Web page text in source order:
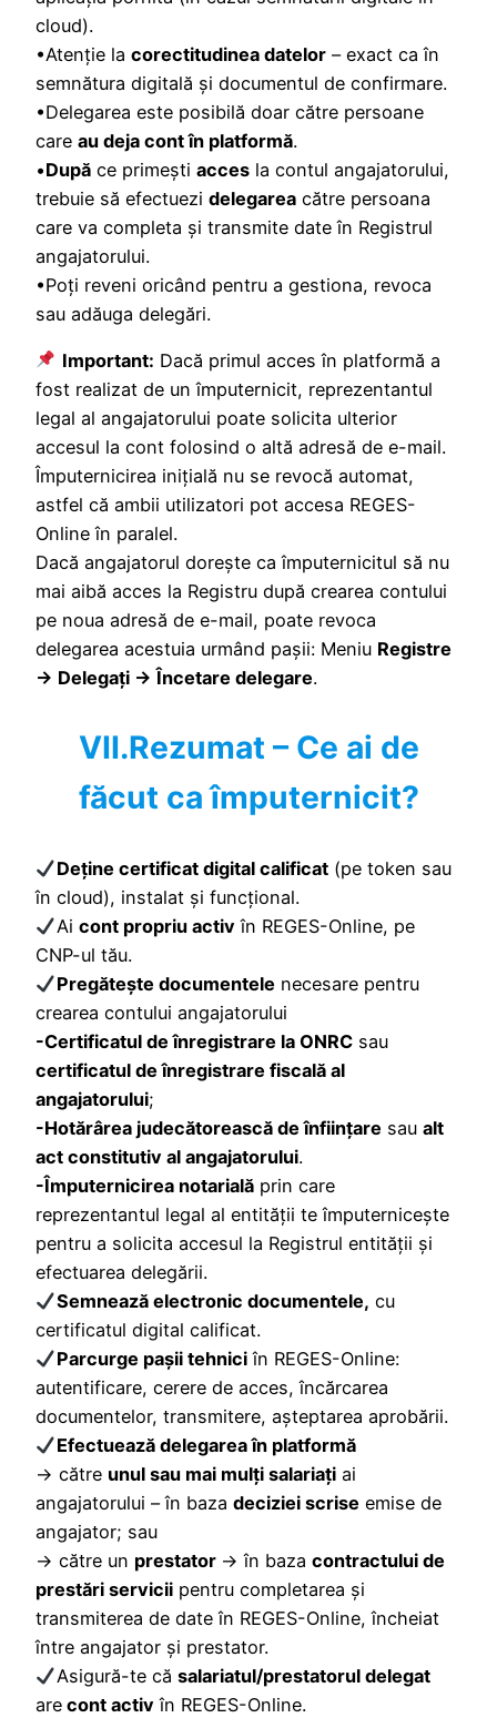
cloud).
•Atenție la corectitudinea datelor – exact ca în
semnătura digitală și documentul de confirmare.
•Delegarea este posibilă doar către persoane
care au deja cont în platformă.
•După ce primești acces la contul angajatorului,
trebuie să efectuezi delegarea către persoana
care va completa și transmite date în Registrul
angajatorului.
•Poți reveni oricând pentru a gestiona, revoca
sau adăuga delegări.
Important: Dacă primul acces în platformă a
fost realizat de un împuternicit, reprezentantul
legal al angajatorului poate solicita ulterior
accesul la cont folosind o altă adresă de e-mail.
Împuternicirea inițială nu se revocă automat,
astfel că ambii utilizatori pot accesa REGES-
Online în paralel.
Dacă angajatorul dorește ca împuternicitul să nu
mai aibă acces la Registru după crearea contului
pe noua adresă de e-mail, poate revoca
delegarea acestuia urmând pașii: Meniu Registre
→ Delegați → Încetare delegare.
VII.Rezumat – Ce ai de
făcut ca împuternicit?
Deține certificat digital calificat(pe token sau
în cloud), instalat și funcțional.
Ai cont propriu activ în REGES-Online, pe
CNP-ul tău.
Pregătește documentele necesare pentru
crearea contului angajatorului
-Certificatul de înregistrare la ONRC sau
certificatul de înregistrare fiscală al
angajatorului;
-Hotărârea judecătorească de înființare sau alt
act constitutiv al angajatorului.
-Împuternicirea notarială prin care
reprezentantul legal al entității te împuternicește
pentru a solicita accesul la Registrul entității și
efectuarea delegării.
Semnează electronic documentele, cu
certificatul digital calificat.
Parcurge pașii tehniciîn REGES-Online:
autentificare, cerere de acces, încărcarea
documentelor, transmitere, așteptarea aprobării.
Efectuează delegarea în platformă
→ către unul sau mai mulți salariați ai
angajatorului – în baza deciziei scrise emise de
angajator; sau
→ către un prestator → în baza contractului de
prestări servicii pentru completarea și
transmiterea de date în REGES-Online, încheiat
între angajator și prestator.
Asigură-te că salariatul/prestatorul delegat
are cont activ în REGES-Online.